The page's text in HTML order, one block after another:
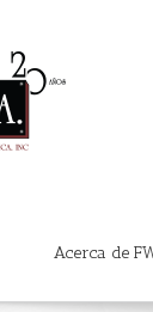
Acerca de